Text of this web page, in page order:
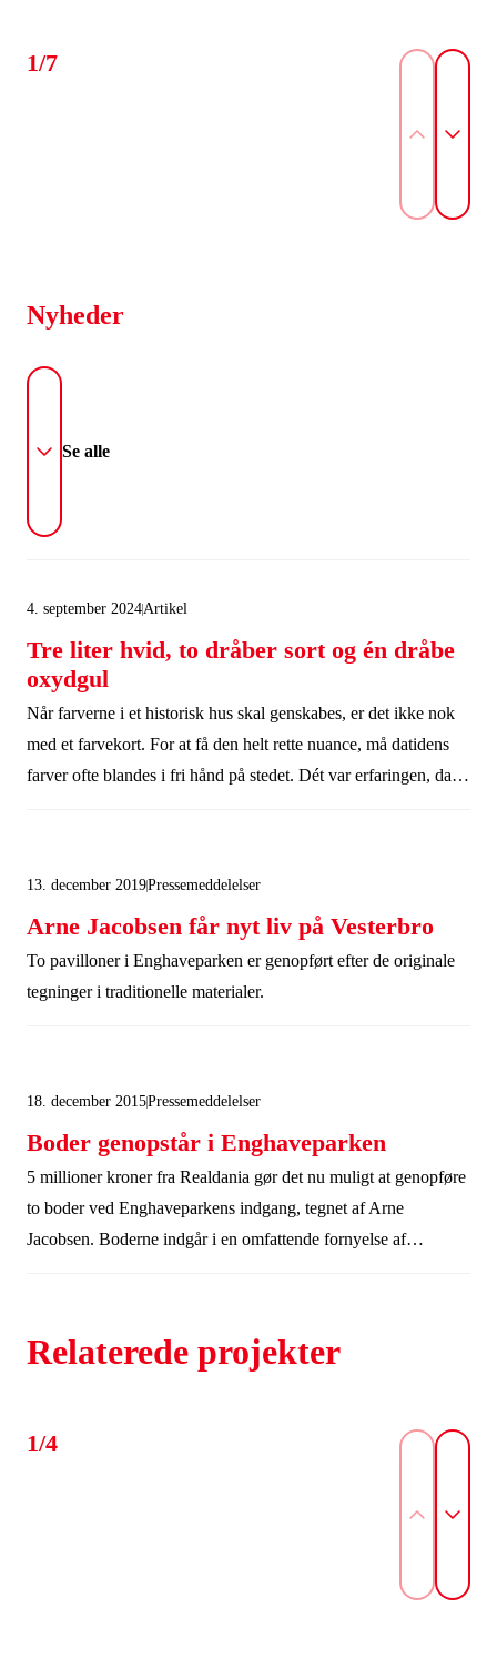
1/7
Nyheder
Se alle
4. september 2024Artikel
Tre liter hvid, to dråber sort og én dråbe
oxydgul
Når farverne i et historisk hus skal genskabes, er det ikke nok
med et farvekort. For at få den helt rette nuance, må datidens
farver ofte blandes i fri hånd på stedet. Dét var erfaringen, da
13. december 2019Pressemeddelelser
Arne Jacobsen får nyt liv på Vesterbro
To pavilloner i Enghaveparken er genopført efter de originale
tegninger i traditionelle materialer.
18. december 2015Pressemeddelelser
Boder genopstår i Enghaveparken
5 millioner kroner fra Realdania gør det nu muligt at genopføre
to boder ved Enghaveparkens indgang, tegnet af Arne
Jacobsen. Boderne indgår i en omfattende fornyelse af
Relaterede projekter
1/4